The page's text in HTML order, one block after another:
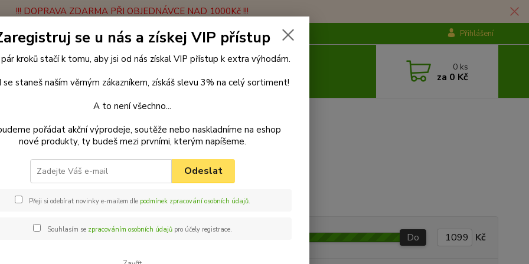
!!! DOPRAVA ZDARMA PŘI OBJEDNÁVCE NAD 1000Kč !!!
Vrácení zboží Obchodní podmínky Velkoobchodní spolupráce Přihlášení
0 ks
za 0 Kč
Pelech látkový
Do Kč
se u nás a získej VIP přístup
kroků stačí k tomu, aby jsi od nás získal VIP přístup k extra výhodám.
se staneš naším věrným zákazníkem, získáš slevu 3% na celý sortiment!
A to není všechno...
pořádat akční výprodeje, soutěže nebo naskladníme na eshop
nové produkty, ty budeš mezi prvními, kterým napíšeme.
Odeslat
Přeji si odebírat novinky e-mailem dle podmínek zpracování osobních údajů.
Souhlasím se zpracováním osobních údajůpro účely registrace.